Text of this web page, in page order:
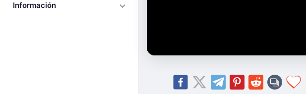
Información